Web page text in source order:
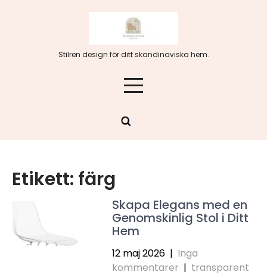
Stilren design för ditt skandinaviska hem.
Etikett: färg
Skapa Elegans med en
Genomskinlig Stol i Ditt
Hem
12 maj 2026 | Inga
kommentarer | transparent